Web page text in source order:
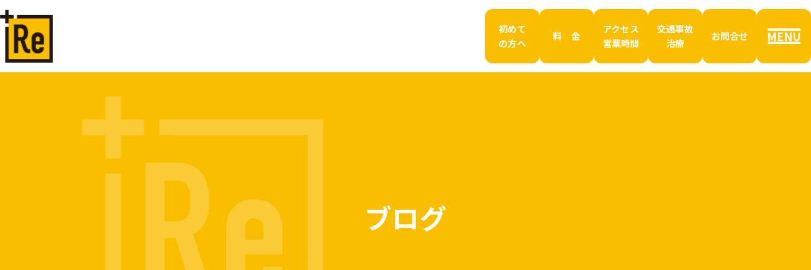
初めて
の方へ
料 金
アクセス
営業時間
交通事故
治療
お問合せ MENU
ブログ